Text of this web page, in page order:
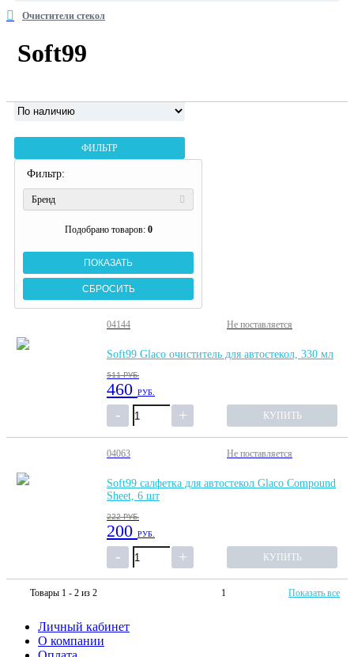
Очистители стекол
Soft99
ФИЛЬТР
Фильтр:
Бренд
Подобрано товаров: 0
04144 Не поставляется
Soft99 Glaco очиститель для автостекол, 330 мл
511РУБ.
460 РУБ.
КУПИТЬ
04063 Не поставляется
Soft99 cалфетка для автостекол Glaco Compound
Sheet, 6 шт
222РУБ.
200 РУБ.
КУПИТЬ
Товары 1 - 2 из 2 1 Показать все
Личный кабинет
О компании